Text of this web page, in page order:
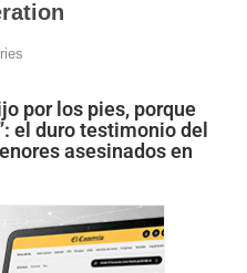
por los pies, porque
el duro testimonio del
asesinados en